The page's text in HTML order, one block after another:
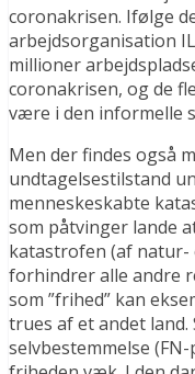
coronakrisen. Ifølge
arbejdsorganisation
millioner
coronakrisen, og de
være i den informelle
Men der findes også
undtagelsestilstand
menneskeskabte
som påtvinger lande
katastrofen (af natur-
forhindrer alle andre
som ”frihed” kan
trues af et andet land.
selvbestemmelse